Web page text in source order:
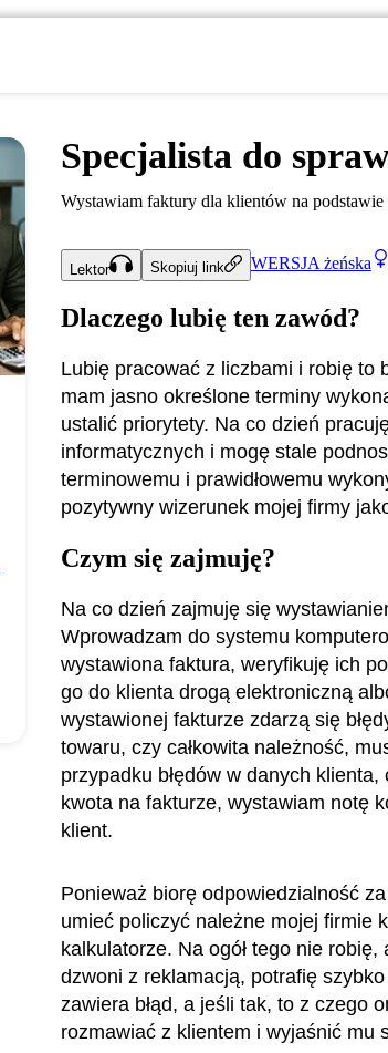
Specjalista do
Wystawiam faktury dla klientów na
Lektor Skopiuj link WERSJA żeńska
Dlaczego lubię ten zawód?
Lubię pracować z liczbami i robię to
mam jasno określone terminy
ustalić priorytety. Na co dzień
informatycznych i mogę stale
terminowemu i prawidłowemu
pozytywny wizerunek mojej firmy
Czym się zajmuję?
Na co dzień zajmuję się
Wprowadzam do systemu
wystawiona faktura, weryfikuję ich
go do klienta drogą elektroniczną
wystawionej fakturze zdarzą się
towaru, czy całkowita należność,
przypadku błędów w danych
kwota na fakturze, wystawiam notę
klient.
Ponieważ biorę odpowiedzialność
umieć policzyć należne mojej firmie
kalkulatorze. Na ogół tego nie
dzwoni z reklamacją, potrafię
zawiera błąd, a jeśli tak, to z czego
rozmawiać z klientem i wyjaśnić mu